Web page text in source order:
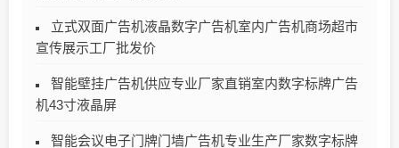
立式双面广告机液晶数字广告机室内广告机商场超市
宣传展示工厂批发价
智能壁挂广告机供应专业厂家直销室内数字标牌广告
机43寸液晶屏
智能会议电子门牌门墙广告机专业生产厂家数字标牌